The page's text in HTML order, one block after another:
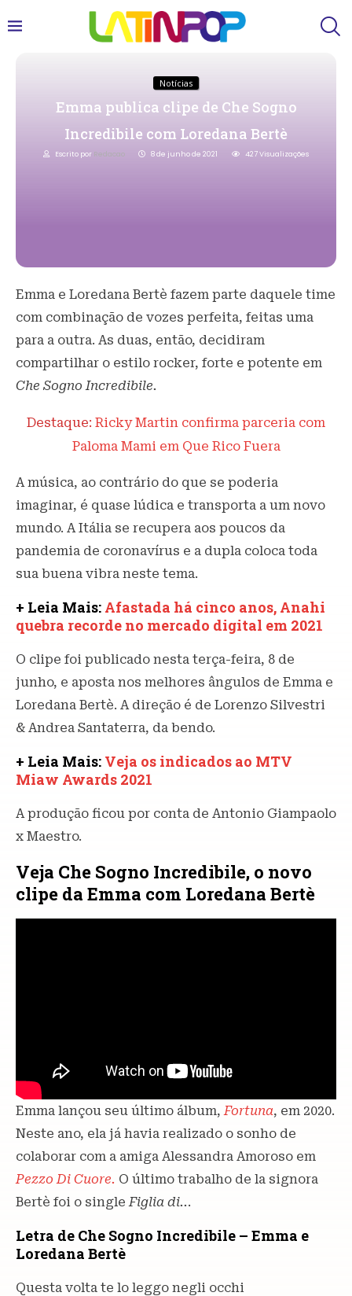
Notícias
Emma publica clipe de Che Sogno
Incredibile com Loredana Bertè
Escrito por Redacao 8 de junho de 2021 427Visualizações
Emma e Loredana Bertè fazem parte daquele time
com combinação de vozes perfeita, feitas uma
para a outra. As duas, então, decidiram
compartilhar o estilo rocker, forte e potente em
Che Sogno Incredibile.
Destaque: Ricky Martin confirma parceria com
Paloma Mami em Que Rico Fuera
A música, ao contrário do que se poderia
imaginar, é quase lúdica e transporta a um novo
mundo. A Itália se recupera aos poucos da
pandemia de coronavírus e a dupla coloca toda
sua buena vibra neste tema.
+ Leia Mais: Afastada há cinco anos, Anahi
quebra recorde no mercado digital em 2021
O clipe foi publicado nesta terça-feira, 8 de
junho, e aposta nos melhores ângulos de Emma e
Loredana Bertè. A direção é de Lorenzo Silvestri
& Andrea Santaterra, da bendo.
+ Leia Mais: Veja os indicados ao MTV
Miaw Awards 2021
A produção ficou por conta de Antonio Giampaolo
x Maestro.
Veja Che Sogno Incredibile, o novo
clipe da Emma com Loredana Bertè
Emma lançou seu último álbum,Fortuna, em 2020.
Neste ano, ela já havia realizado o sonho de
colaborar com a amiga Alessandra Amoroso em
Pezzo Di Cuore. O último trabalho de la signora
Bertè foi o singleFiglia di...
Letra de Che Sogno Incredibile – Emma e
Loredana Bertè
Questa volta te lo leggo negli occhi